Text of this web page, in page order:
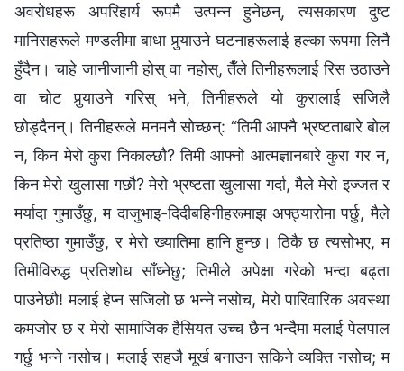
अवरोधहरू अपरिहार्य रूपमै उत्पन्न हुनेछन्, त्यसकारण दुष्ट
मानिसहरूले मण्डलीमा बाधा पुर्‍याउने घटनाहरूलाई हल्का रूपमा लिनै
हुँदैन। चाहे जानीजानी होस् वा नहोस्, तैँले तिनीहरूलाई रिस उठाउने
वा चोट पुर्‍याउने गरिस् भने, तिनीहरूले यो कुरालाई सजिलै
छोड्‍दैनन्। तिनीहरूले मनमनै सोच्छन्: “तिमी आफ्‍नै भ्रष्टताबारे बोल
न, किन मेरो कुरा निकाल्छौ? तिमी आफ्नो आत्मज्ञानबारे कुरा गर न,
किन मेरो खुलासा गर्छौ? मेरो भ्रष्टता खुलासा गर्दा, मैले मेरो इज्जत र
मर्यादा गुमाउँछु, म दाजुभाइ-दिदीबहिनीहरूमाझ अफ्ठ्यारोमा पर्छु, मैले
प्रतिष्ठा गुमाउँछु, र मेरो ख्यातिमा हानि हुन्छ। ठिकै छ त्यसोभए, म
तिमीविरुद्ध प्रतिशोध साँध्नेछु; तिमीले अपेक्षा गरेको भन्दा बढ्ता
पाउनेछौ! मलाई हेप्न सजिलो छ भन्‍ने नसोच, मेरो पारिवारिक अवस्था
कमजोर छ र मेरो सामाजिक हैसियत उच्च छैन भन्दैमा मलाई पेलपाल
गर्छु भन्‍ने नसोच। मलाई सहजै मूर्ख बनाउन सकिने व्यक्ति नसोच; म